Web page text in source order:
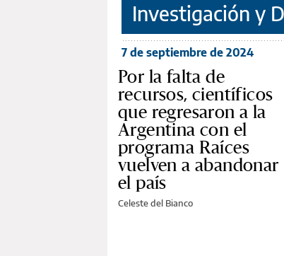
Investigación y
7 de septiembre de 2024
Por la falta de
recursos, científicos
que regresaron a la
Argentina con el
programa Raíces
vuelven a abandonar
el país
Celeste del Bianco